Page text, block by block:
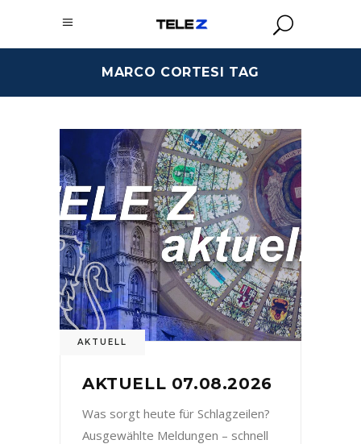
MARCO CORTESI TAG
AKTUELL
AKTUELL 07.08.2026
Was sorgt heute für Schlagzeilen?
Ausgewählte Meldungen – schnell